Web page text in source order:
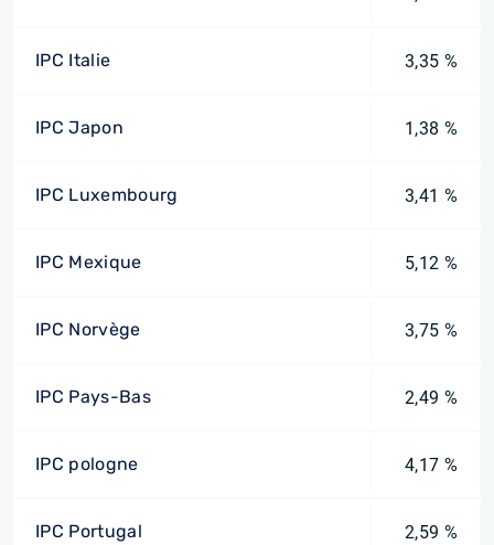
IPC Italie 3,35 %
IPC Japon 1,38 %
IPC Luxembourg 3,41 %
IPC Mexique 5,12 %
IPC Norvège 3,75 %
IPC Pays-Bas 2,49 %
IPC pologne 4,17 %
IPC Portugal 2,59 %